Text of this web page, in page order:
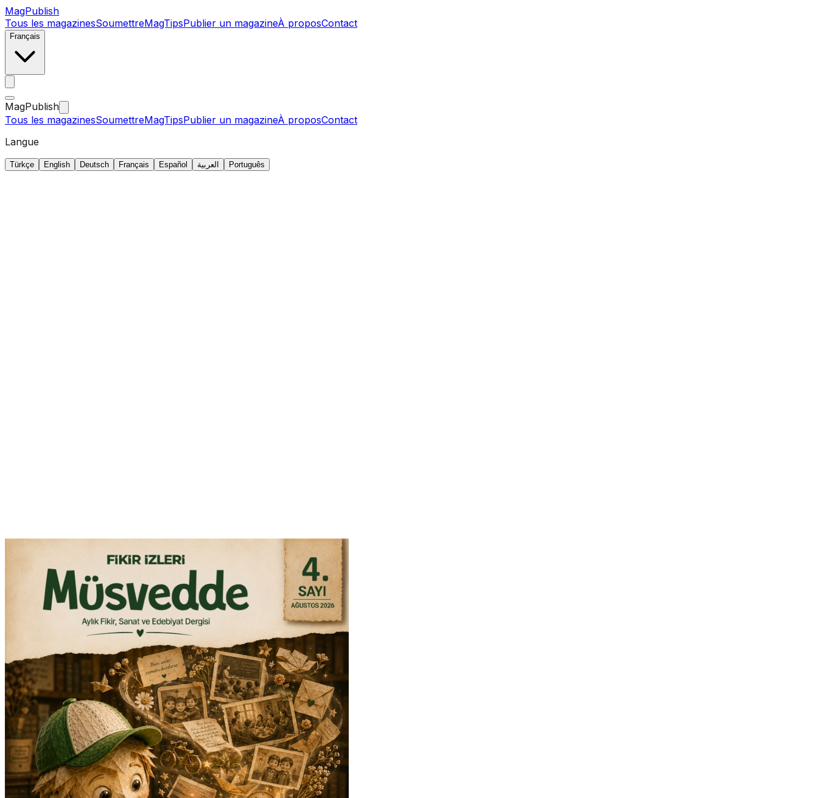
MagPublish
Tous les magazinesSoumettreMagTipsPublier un magazineÀ proposContact
Français
MagPublish
Tous les magazinesSoumettreMagTipsPublier un magazineÀ proposContact
Langue
Türkçe English Deutsch Français Español العربية Português